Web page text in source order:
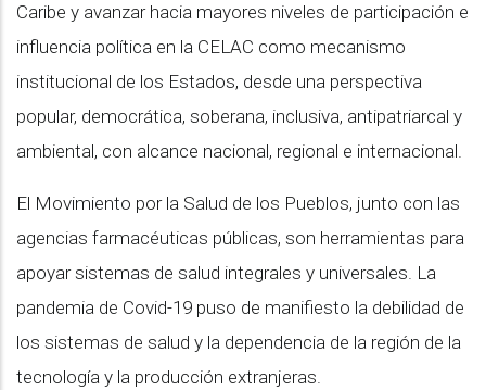
Caribe y avanzar hacia mayores niveles de participación e
influencia política en la CELAC como mecanismo
institucional de los Estados, desde una perspectiva
popular, democrática, soberana, inclusiva, antipatriarcal y
ambiental, con alcance nacional, regional e internacional.
El Movimiento por la Salud de los Pueblos, junto con las
agencias farmacéuticas públicas, son herramientas para
apoyar sistemas de salud integrales y universales. La
pandemia de Covid-19 puso de manifiesto la debilidad de
los sistemas de salud y la dependencia de la región de la
tecnología y la producción extranjeras.